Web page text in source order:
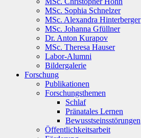
MSc. Sophia Schnelzer
MSc. Alexandra Hinterberger
MSc. Johanna Gfüllner
Dr. Anton Kurapov
MSc. Theresa Hauser
Labor-Alumni
Bildergalerie
Forschung
Publikationen
Forschungsthemen
Schlaf
Pränatales Lernen
Bewusstseinsstörungen
Öffentlichkeitsarbeit